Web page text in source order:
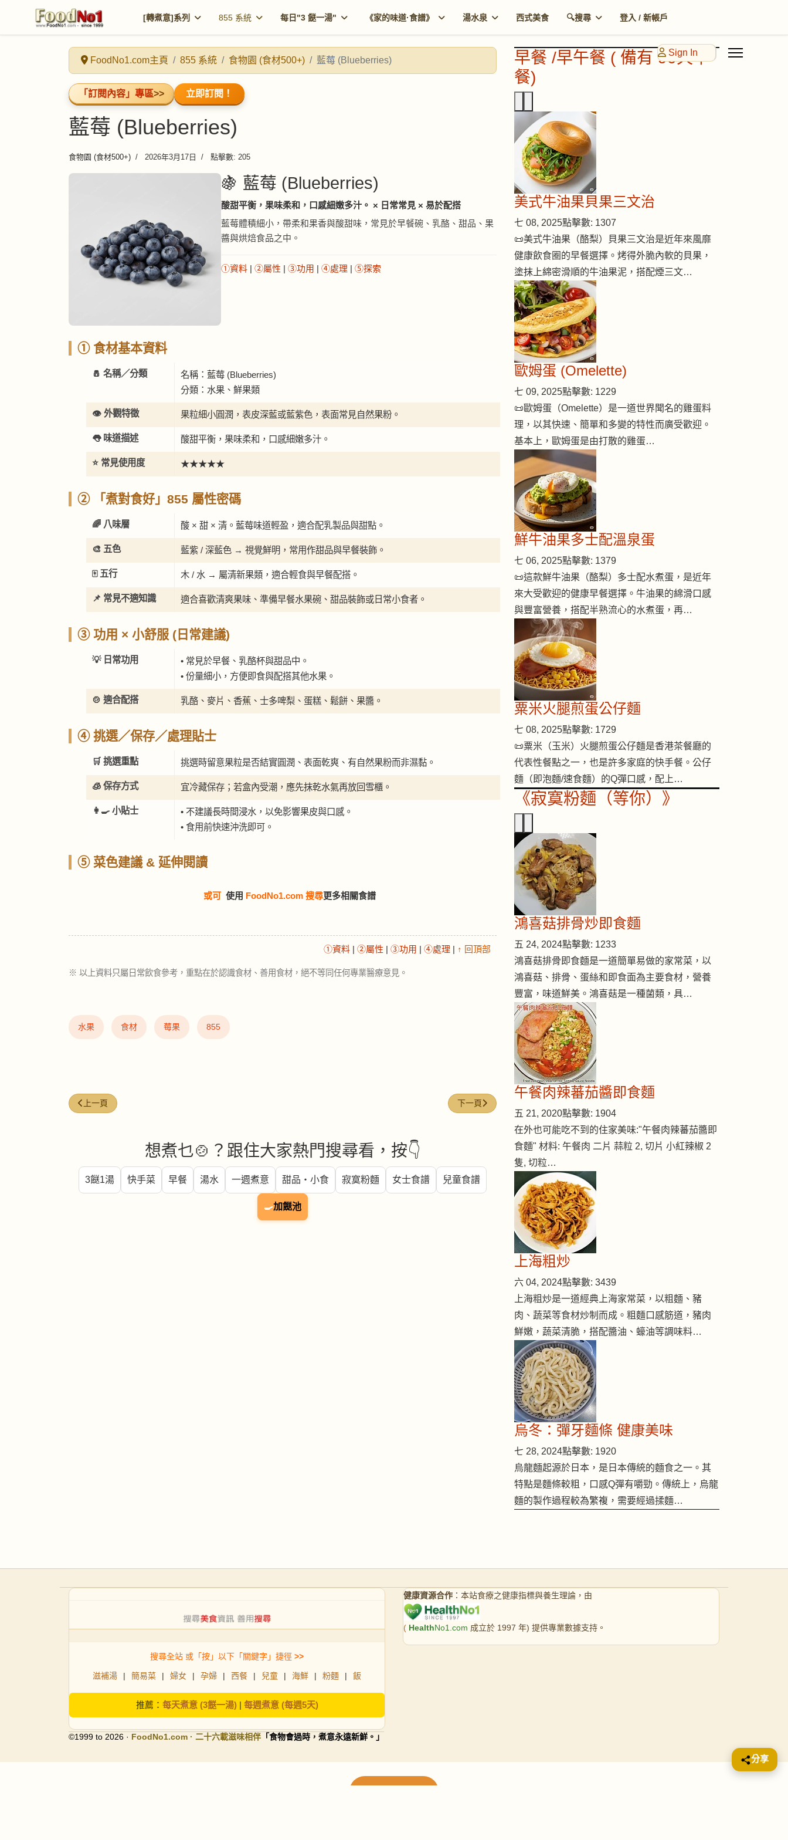
[轉煮意]系列 855 系統 每日"3 餸一湯" 《家的味道·食譜》 湯水泉 西式美食 🔍搜尋 登入 / 新帳戶
Sign In
FoodNo1.com主頁 855 系統 食物園 (食材500+) 藍莓 (Blueberries)
「訂閱內容」專區>> 立即訂閱！
藍莓 (Blueberries)
食物園 (食材500+) 2026年3月17日 點擊數: 205
🍇 藍莓 (Blueberries)
酸甜平衡，果味柔和，口感細嫩多汁。 × 日常常見 × 易於配搭
藍莓體積細小，帶柔和果香與酸甜味，常見於早餐碗、乳酪、甜品、果
醬與烘焙食品之中。
①資料 | ②屬性 | ③功用 | ④處理 | ⑤探索
① 食材基本資料
🧂 名稱／分類
名稱：藍莓 (Blueberries)
分類：水果、鮮果類
👁️ 外觀特徵 果粒細小圓潤，表皮深藍或藍紫色，表面常見自然果粉。
👅 味道描述 酸甜平衡，果味柔和，口感細嫩多汁。
⭐ 常見使用度 ★★★★★
② 「煮對食好」855 屬性密碼
🌈 八味層 酸 × 甜 × 清。藍莓味道輕盈，適合配乳製品與甜點。
🎨 五色 藍紫 / 深藍色 → 視覺鮮明，常用作甜品與早餐裝飾。
🀄 五行 木 / 水 → 屬清新果類，適合輕食與早餐配搭。
📌 常見不適知識 適合喜歡清爽果味、準備早餐水果碗、甜品裝飾或日常小食者。
③ 功用 × 小舒服 (日常建議)
💡 日常功用
• 常見於早餐、乳酪杯與甜品中。
• 份量細小，方便即食與配搭其他水果。
🍲 適合配搭 乳酪、麥片、香蕉、士多啤梨、蛋糕、鬆餅、果醬。
④ 挑選／保存／處理貼士
🛒 挑選重點 挑選時留意果粒是否結實圓潤、表面乾爽、有自然果粉而非濕黏。
🧊 保存方式 宜冷藏保存；若盒內受潮，應先抹乾水氣再放回雪櫃。
👩‍🍳 小貼士
• 不建議長時間浸水，以免影響果皮與口感。
• 食用前快速沖洗即可。
⑤ 菜色建議 & 延伸閱讀
或可 使用 FoodNo1.com 搜尋更多相關食譜
①資料 | ②屬性 | ③功用 | ④處理 | ↑ 回頂部
※ 以上資料只屬日常飲食參考，重點在於認識食材、善用食材，絕不等同任何專業醫療意見。
水果 食材 莓果 855
上一篇文章: 珍珠米 (Jasmine rice)
上一頁 下一篇文章: 朱古力 (Chocolate)
下一頁
想煮乜🍲？跟住大家熱門搜尋看，按👇
3餸1湯 快手菜 早餐 湯水 一週煮意 甜品・小食 寂寞粉麵 女士食譜 兒童食譜
🍳加餸池
早餐 /早午餐 ( 備有 90天早
餐)
美式牛油果貝果三文治
七 08, 2025點擊數: 1307
📜美式牛油果（酪梨）貝果三文治是近年來風靡
健康飲食圈的早餐選擇。烤得外脆內軟的貝果，
塗抹上綿密滑順的牛油果泥，搭配煙三文…
歐姆蛋 (Omelette)
七 09, 2025點擊數: 1229
📜歐姆蛋（Omelette）是一道世界聞名的雞蛋料
理，以其快速、簡單和多變的特性而廣受歡迎。
基本上，歐姆蛋是由打散的雞蛋…
鮮牛油果多士配溫泉蛋
七 06, 2025點擊數: 1379
📜這款鮮牛油果（酪梨）多士配水煮蛋，是近年
來大受歡迎的健康早餐選擇。牛油果的綿滑口感
與豐富營養，搭配半熟流心的水煮蛋，再…
粟米火腿煎蛋公仔麵
七 08, 2025點擊數: 1729
📜粟米（玉米）火腿煎蛋公仔麵是香港茶餐廳的
代表性餐點之一，也是許多家庭的快手餐。公仔
麵（即泡麵/速食麵）的Q彈口感，配上…
《寂寞粉麵（等你）》
鴻喜菇排骨炒即食麵
五 24, 2024點擊數: 1233
鴻喜菇排骨即食麵是一道簡單易做的家常菜，以
鴻喜菇、排骨、蛋絲和即食面為主要食材，營養
豐富，味道鮮美。鴻喜菇是一種菌類，具…
午餐肉辣蕃茄醬即食麵
五 21, 2020點擊數: 1904
在外也可能吃不到的住家美味:"午餐肉辣蕃茄醬即
食麵" 材料: 午餐肉 二片 蒜粒 2, 切片 小紅辣椒 2
隻, 切粒…
上海粗炒
六 04, 2024點擊數: 3439
上海粗炒是一道經典上海家常菜，以粗麵、豬
肉、蔬菜等食材炒制而成。粗麵口感筋道，豬肉
鮮嫩，蔬菜清脆，搭配醬油、蠔油等調味料…
烏冬：彈牙麵條 健康美味
七 28, 2024點擊數: 1920
烏龍麵起源於日本，是日本傳統的麵食之一。其
特點是麵條較粗，口感Q彈有嚼勁。傳統上，烏龍
麵的製作過程較為繁複，需要經過揉麵…
搜尋全站 或「按」以下「關鍵字」捷徑 >>
滋補湯 | 簡易菜 | 婦女 | 孕婦 | 西餐 | 兒童 | 海鮮 | 粉麵 | 飯
推薦： 每天煮意 (3餸一湯)| 每週煮意 (每週5天)
©1999 to 2026 · FoodNo1.com · 二十六載滋味相伴 「食物會過時，煮意永遠新鮮。」
健康資源合作 ：本站食療之健康指標與養生理論，由
( HealthNo1.com 成立於 1997 年) 提供專業數據支持。
分享